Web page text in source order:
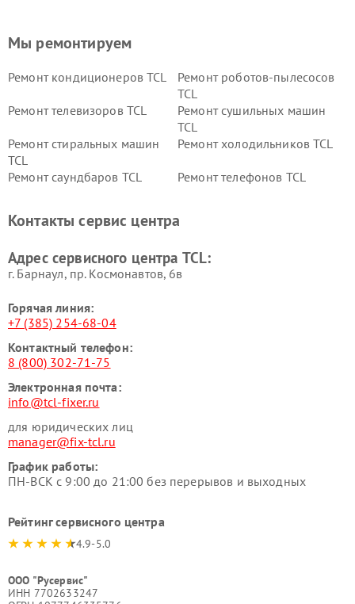
Мы ремонтируем
Ремонт кондиционеров TCL
Ремонт роботов-пылесосов
TCL
Ремонт телевизоров TCL
Ремонт сушильных машин
TCL
Ремонт стиральных машин
TCL
Ремонт холодильников TCL
Ремонт саундбаров TCL Ремонт телефонов TCL
Контакты сервис центра
Адрес сервисного центра TCL:
г. Барнаул, ​пр. Космонавтов, 6в
Горячая линия:
+7 (385) 254-68-04
Контактный телефон:
8 (800) 302-71-75
Электронная почта:
info@tcl-fixer.ru
для юридических лиц
manager@fix-tcl.ru
График работы:
ПН-ВСК с 9:00 до 21:00 без перерывов и выходных
Рейтинг сервисного центра
4.9-5.0
ООО "Русервис"
ИНН 7702633247